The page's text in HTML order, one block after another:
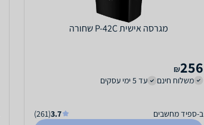
מגרסה אישית P-42C שחורה
256
₪
משלוח חינם
עד 5 ימי עסקים
ב-ספיד מחשבים 3.7
(261)